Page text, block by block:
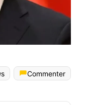
Commenter